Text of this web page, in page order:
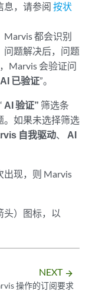
息，请参阅 按状
都会识别
问题解决后，问题
Marvis 会验证问
AI 已验证”。
AI 验证” 筛选条
。如果未选择筛选
自我驱动、 AI
出现，则 Marvis
头）图标，以
NEXT arrow_forward
操作的订阅要求